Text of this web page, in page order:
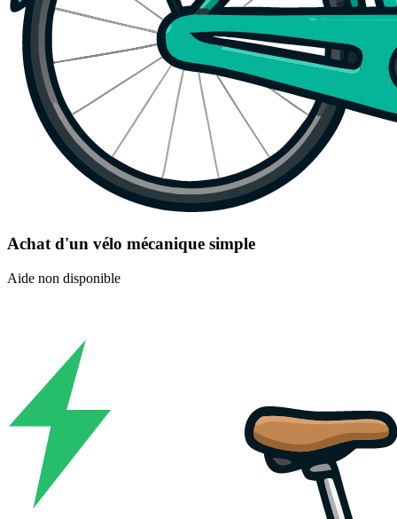
Achat d'un vélo mécanique simple
Aide non disponible